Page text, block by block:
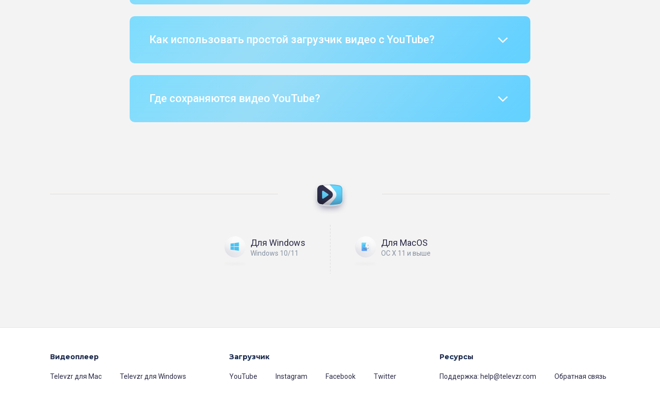
Как использовать простой загрузчик видео с YouTube?
Где сохраняются видео YouTube?
Для Windows
Windows 10/11
Для MacOS
ОС X 11 и выше
Видеоплеер
Televzr для Mac Televzr для Windows
Загрузчик
YouTube Instagram Facebook Twitter
Ресурсы
Поддержка: help@televzr.com Обратная связь